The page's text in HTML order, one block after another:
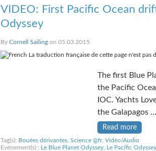
VIDEO: First Pacific Ocean
Odyssey
By Cornell Sailingon 05.03.2015
La traduction française de cette page n'est pas
The first Blue
the Pacific
IOC. Yachts
the Galapagos …
Read more
Tag(s): Bouées dérivantes, Science @fr, Vidéo/Audio
Evénement(s) : Le Blue Planet Odyssey, Le Pacific Odyssey